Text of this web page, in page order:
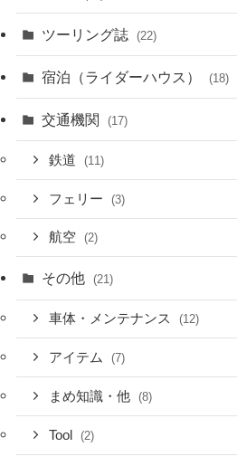
ツーリング誌 (22)
宿泊（ライダーハウス） (18)
交通機関 (17)
鉄道 (11)
フェリー (3)
航空 (2)
その他 (21)
車体・メンテナンス (12)
アイテム (7)
まめ知識・他 (8)
Tool (2)